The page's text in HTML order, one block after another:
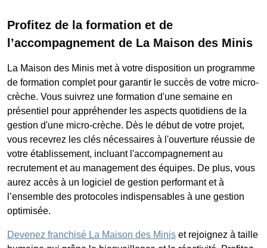
Profitez de la formation et de
l’accompagnement de La Maison des Minis
La Maison des Minis met à votre disposition un programme
de formation complet pour garantir le succès de votre micro-
crèche. Vous suivrez une formation d'une semaine en
présentiel pour appréhender les aspects quotidiens de la
gestion d'une micro-crèche. Dès le début de votre projet,
vous recevrez les clés nécessaires à l'ouverture réussie de
votre établissement, incluant l'accompagnement au
recrutement et au management des équipes. De plus, vous
aurez accès à un logiciel de gestion performant et à
l’ensemble des protocoles indispensables à une gestion
optimisée.
Devenez franchisé La Maison des Minis et rejoignez à taille